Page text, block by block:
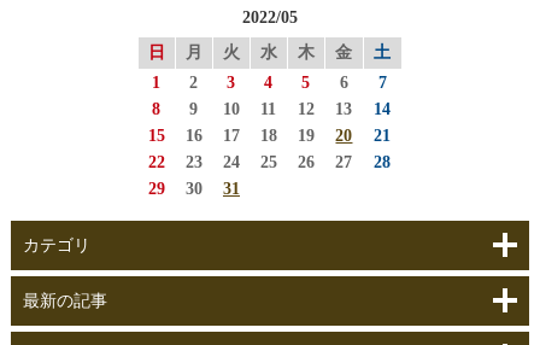
2022/05
日
月 火 水 木 金
土
1
2 3 4 5 6
7
8
9 10 11 12 13
14
15
16 17 18 19 20
21
22
23 24 25 26 27
28
29
30 31
カテゴリ
最新の記事